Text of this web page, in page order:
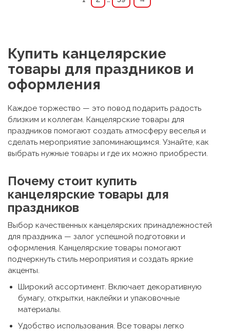
Купить канцелярские
товары для праздников и
оформления
Каждое торжество — это повод подарить радость
близким и коллегам. Канцелярские товары для
праздников помогают создать атмосферу веселья и
сделать мероприятие запоминающимся. Узнайте, как
выбрать нужные товары и где их можно приобрести.
Почему стоит купить
канцелярские товары для
праздников
Выбор качественных канцелярских принадлежностей
для праздника — залог успешной подготовки и
оформления. Канцелярские товары помогают
подчеркнуть стиль мероприятия и создать яркие
акценты.
Широкий ассортимент. Включает декоративную
бумагу, открытки, наклейки и упаковочные
материалы.
Удобство использования. Все товары легко